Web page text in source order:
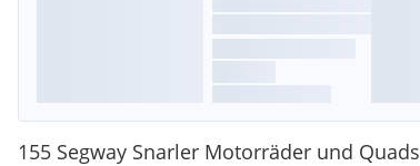
155 Segway Snarler Motorräder und Quads